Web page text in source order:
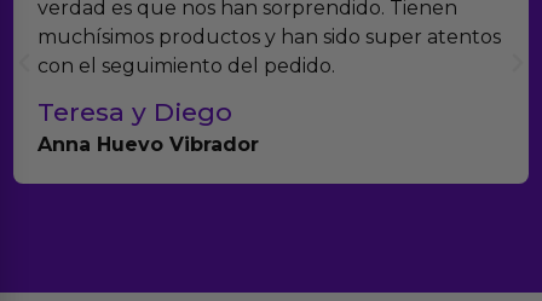
verdad es que nos han sorprendido. Tienen
muchísimos productos y han sido super atentos
con el seguimiento del pedido.
Teresa y Diego
Anna Huevo Vibrador